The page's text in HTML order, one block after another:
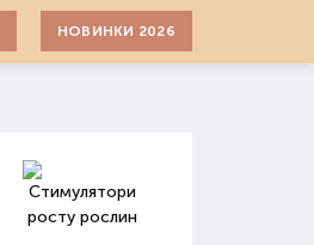
НОВИНКИ 2026